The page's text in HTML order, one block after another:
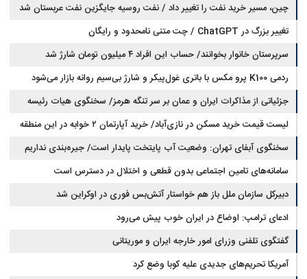
چین، مسیر خرید نفت را تغییر داد / نفت روسیه جایگزین نفت عربستان شد
تغییر بزرگ در ChatGPT / چت متنی نامحدود و رایگان
سرپرستان خانوار بخوانند/ حساب این افراد ۴ میلیون تومان شارژ شد
ردمی K100 پرو مکس با باتری غول‌پیکر و شارژ بی‌سیم روانه بازار می‌شود
جزئیاتی از مذاکرات ایران و عمان بر سر تنگه هرمز/ سخنگوی هیات رئیسه
مجلس: بیانیه‌ای شامل تصحیح مسیر تردد دریایی در تنگه، در آستانه نهایی شدن
است
لیست قیمت خرید مسکن در نازی‌آباد/ خرید آپارتمان ۲ خوابه در این منطقه
چقدر سرمایه نیاز دارد؟ + جدول مردادماه ۱۴۰۵
سخنگوی آبفای تهران: وضعیت آب پایتخت پایدار است/ جیره‌بندی نداریم
سامانه‌های تامین اجتماعی بدون قطعی و اختلال در دسترس است
دبیرکل سازمان ملل باز هم خواستار آتش‌بس فوری در اوکراین شد
ادعای ترامپ: اوضاع در ایران خوب پیش می‌رود
گفتگوی تلفنی وزرای امور خارجه ایران و موریتانی
آمریکا تحریم‌های جدیدی علیه کوبا وضع کرد